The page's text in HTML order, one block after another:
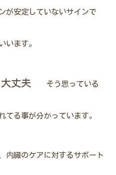
が安定していないサインで
います。
丈夫 そう思っている
てる事が分かっています。
内臓のケアに対するサポート